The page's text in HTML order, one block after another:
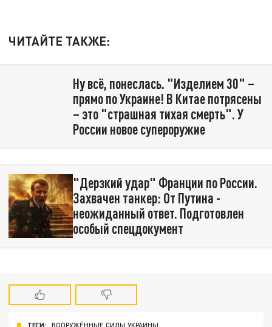
ЧИТАЙТЕ ТАКЖЕ:
Ну всё, понеслась. "Изделием 30" –
прямо по Украине! В Китае потрясены
– это "страшная тихая смерть". У
России новое супероружие
"Дерзкий удар" Франции по России.
Захвачен танкер: От Путина -
неожиданный ответ. Подготовлен
особый спецдокумент
ТЕГИ: ВООРУЖЁННЫЕ СИЛЫ УКРАИНЫ